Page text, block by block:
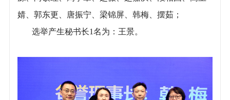
婧、郭东更、唐振宁、梁锦屏、韩梅、摆茹；
选举产生秘书长1名为：王景。